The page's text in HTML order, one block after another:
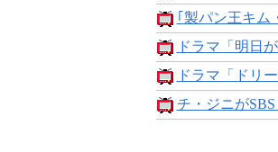
｢製パン王キム
ドラマ「明日
ドラマ「ドリ
チ・ジニが